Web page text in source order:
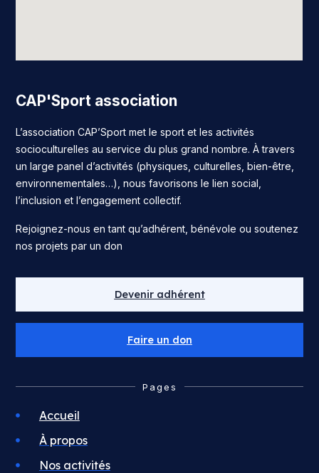
CAP'Sport association
L’association CAP’Sport met le sport et les activités
socioculturelles au service du plus grand nombre. À travers
un large panel d’activités (physiques, culturelles, bien-être,
environnementales…), nous favorisons le lien social,
l’inclusion et l’engagement collectif.
Rejoignez-nous en tant qu’adhérent, bénévole ou soutenez
nos projets par un don
Devenir adhérent
Faire un don
Pages
Accueil
À propos
Nos activités